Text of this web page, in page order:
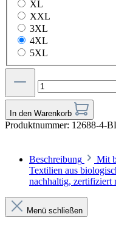
XL
XXL
3XL
4XL
5XL
In den Warenkorb
Produktnummer: 12688-4-
Beschreibung
Mit
Textilien aus
nachhaltig,
Menü schließen